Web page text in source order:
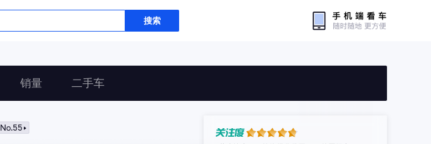
搜索
销量 二手车
No.55